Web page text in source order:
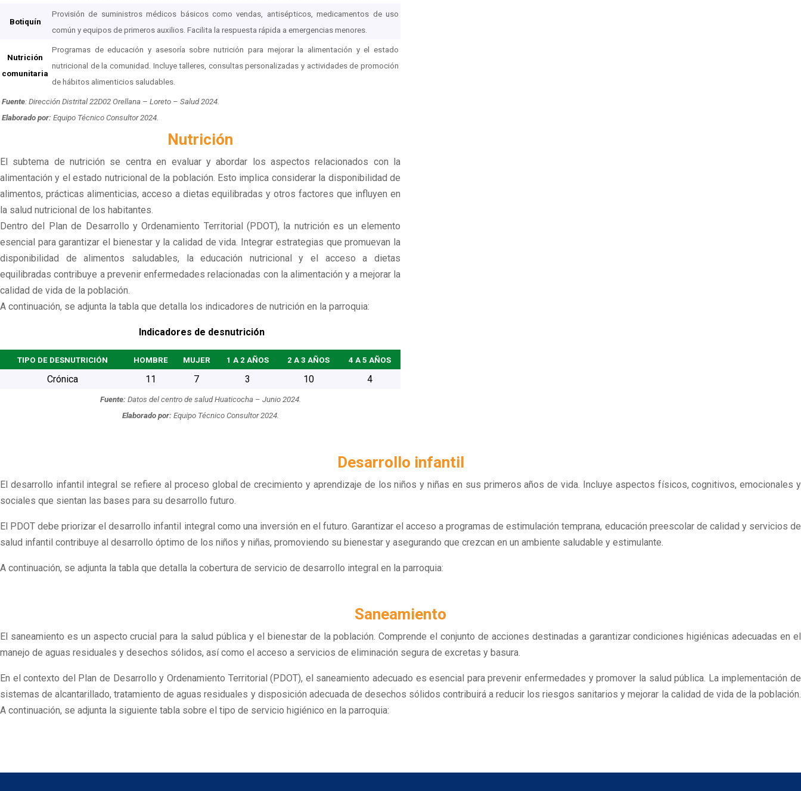
Botiquín
Provisión de suministros médicos básicos como vendas, antisépticos, medicamentos de uso
común y equipos de primeros auxilios. Facilita la respuesta rápida a emergencias menores.
Nutrición
comunitaria
Programas de educación y asesoría sobre nutrición para mejorar la alimentación y el estado
nutricional de la comunidad. Incluye talleres, consultas personalizadas y actividades de promoción
de hábitos alimenticios saludables.
Fuente: Dirección Distrital 22D02 Orellana – Loreto – Salud 2024.
Elaborado por: Equipo Técnico Consultor 2024.
Nutrición
El subtema de nutrición se centra en evaluar y abordar los aspectos relacionados con la
alimentación y el estado nutricional de la población. Esto implica considerar la disponibilidad de
alimentos, prácticas alimenticias, acceso a dietas equilibradas y otros factores que influyen en
la salud nutricional de los habitantes.
Dentro del Plan de Desarrollo y Ordenamiento Territorial (PDOT), la nutrición es un elemento
esencial para garantizar el bienestar y la calidad de vida. Integrar estrategias que promuevan la
disponibilidad de alimentos saludables, la educación nutricional y el acceso a dietas
equilibradas contribuye a prevenir enfermedades relacionadas con la alimentación y a mejorar la
calidad de vida de la población.
A continuación, se adjunta la tabla que detalla los indicadores de nutrición en la parroquia:
Indicadores de desnutrición
TIPO DE DESNUTRICIÓN HOMBRE MUJER 1 A 2 AÑOS 2 A 3 AÑOS 4 A 5 AÑOS
Crónica 11 7 3 10 4
Fuente: Datos del centro de salud Huaticocha – Junio 2024.
Elaborado por: Equipo Técnico Consultor 2024.
Desarrollo infantil
El desarrollo infantil integral se refiere al proceso global de crecimiento y aprendizaje de los niños y niñas en sus primeros años de vida. Incluye aspectos físicos, cognitivos, emocionales y
sociales que sientan las bases para su desarrollo futuro.
El PDOT debe priorizar el desarrollo infantil integral como una inversión en el futuro. Garantizar el acceso a programas de estimulación temprana, educación preescolar de calidad y servicios de
salud infantil contribuye al desarrollo óptimo de los niños y niñas, promoviendo su bienestar y asegurando que crezcan en un ambiente saludable y estimulante.
A continuación, se adjunta la tabla que detalla la cobertura de servicio de desarrollo integral en la parroquia:
Saneamiento
El saneamiento es un aspecto crucial para la salud pública y el bienestar de la población. Comprende el conjunto de acciones destinadas a garantizar condiciones higiénicas adecuadas en el
manejo de aguas residuales y desechos sólidos, así como el acceso a servicios de eliminación segura de excretas y basura.
En el contexto del Plan de Desarrollo y Ordenamiento Territorial (PDOT), el saneamiento adecuado es esencial para prevenir enfermedades y promover la salud pública. La implementación de
sistemas de alcantarillado, tratamiento de aguas residuales y disposición adecuada de desechos sólidos contribuirá a reducir los riesgos sanitarios y mejorar la calidad de vida de la población.
A continuación, se adjunta la siguiente tabla sobre el tipo de servicio higiénico en la parroquia: